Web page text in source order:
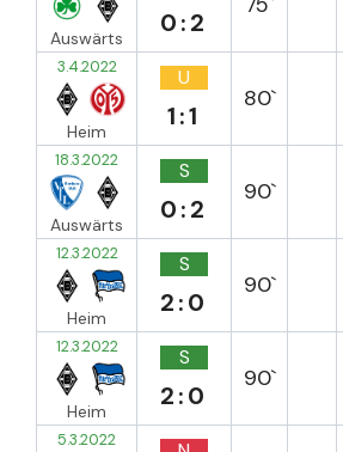
Auswärts 0:2
3.4.2022
Heim
U
1:1
80`
18.3.2022
Auswärts
S
0:2
90`
12.3.2022
Heim
S
2:0
90`
12.3.2022
Heim
S
2:0
90`
5.3.2022